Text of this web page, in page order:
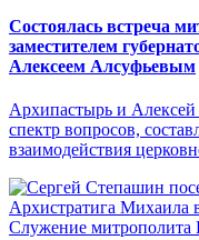
Состоялась встреча
заместителем
Алексеем Алсуфьевым
Архипастырь и
спектр вопросов,
взаимодействия
Служение митрополита